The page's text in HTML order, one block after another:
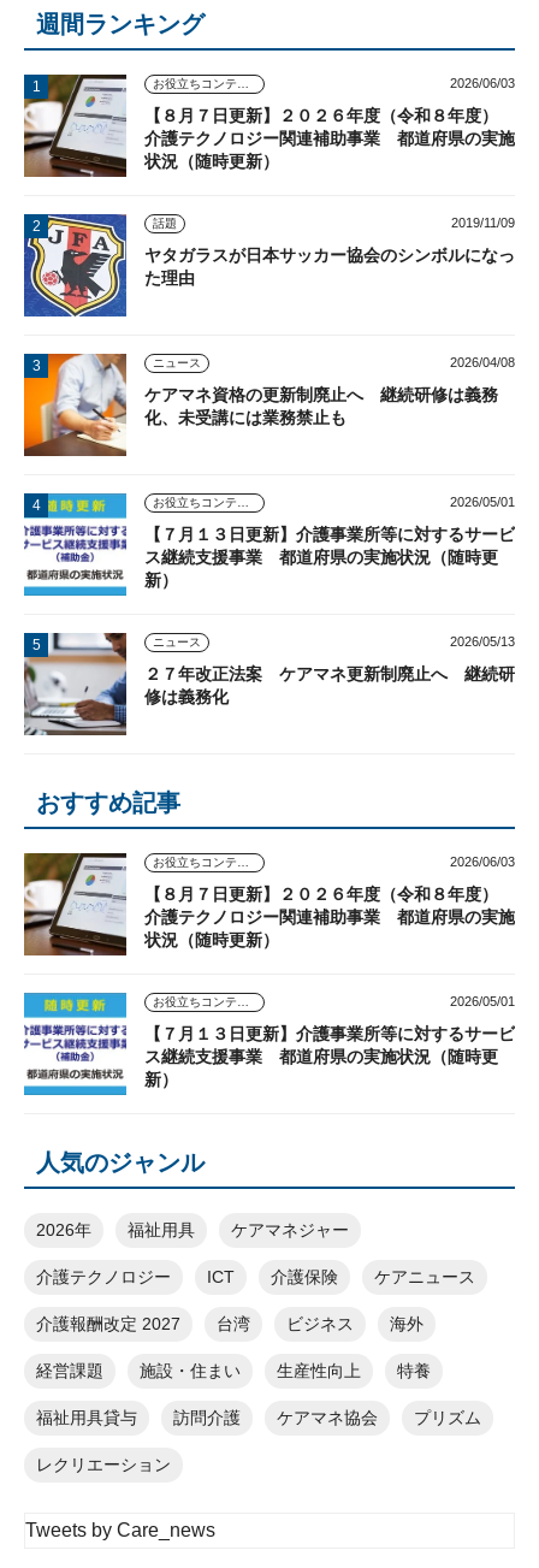
週間ランキング
お役立ちコンテンツ 2026/06/03
【８月７日更新】２０２６年度（令和８年度）
介護テクノロジー関連補助事業 都道府県の実施
状況（随時更新）
話題 2019/11/09
ヤタガラスが日本サッカー協会のシンボルになっ
た理由
ニュース 2026/04/08
ケアマネ資格の更新制廃止へ 継続研修は義務
化、未受講には業務禁止も
お役立ちコンテンツ 2026/05/01
【７月１３日更新】介護事業所等に対するサービ
ス継続支援事業 都道府県の実施状況（随時更
新）
ニュース 2026/05/13
２７年改正法案 ケアマネ更新制廃止へ 継続研
修は義務化
おすすめ記事
お役立ちコンテンツ 2026/06/03
【８月７日更新】２０２６年度（令和８年度）
介護テクノロジー関連補助事業 都道府県の実施
状況（随時更新）
お役立ちコンテンツ 2026/05/01
【７月１３日更新】介護事業所等に対するサービ
ス継続支援事業 都道府県の実施状況（随時更
新）
人気のジャンル
2026年 福祉用具 ケアマネジャー
介護テクノロジー ICT 介護保険 ケアニュース
介護報酬改定 2027 台湾 ビジネス 海外
経営課題 施設・住まい 生産性向上 特養
福祉用具貸与 訪問介護 ケアマネ協会 プリズム
レクリエーション
Tweets by Care_news